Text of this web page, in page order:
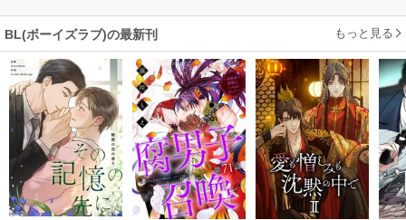
版】
BL(ボーイズラブ)の最新刊 もっと見る